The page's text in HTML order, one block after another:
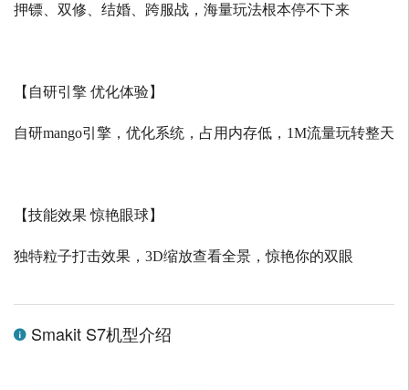
押镖、双修、结婚、跨服战，海量玩法根本停不下来
【自研引擎 优化体验】
自研mango引擎，优化系统，占用内存低， 1M流量玩转整天
【技能效果 惊艳眼球】
独特粒子打击效果， 3D缩放查看全景，惊艳你的双眼
Smakit S7机型介绍